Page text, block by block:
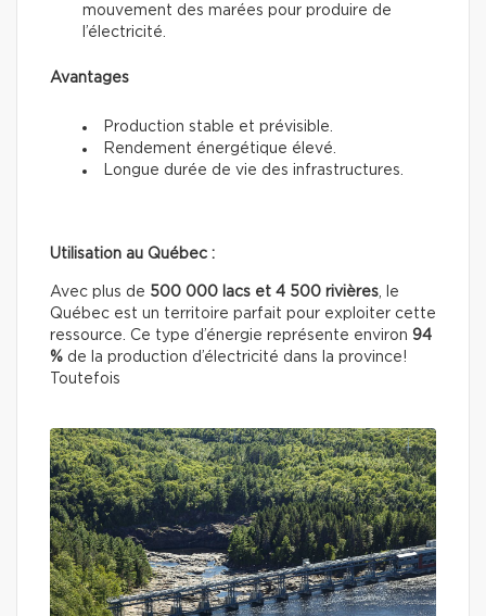
mouvement des marées pour produire de
l’électricité.
Avantages
Production stable et prévisible.
Rendement énergétique élevé.
Longue durée de vie des infrastructures.
Utilisation au Québec :
Avec plus de 500 000 lacs et 4 500 rivières , le
Québec est un territoire parfait pour exploiter cette
ressource. Ce type d’énergie représente environ 94
% de la production d’électricité dans la province!
Toutefois